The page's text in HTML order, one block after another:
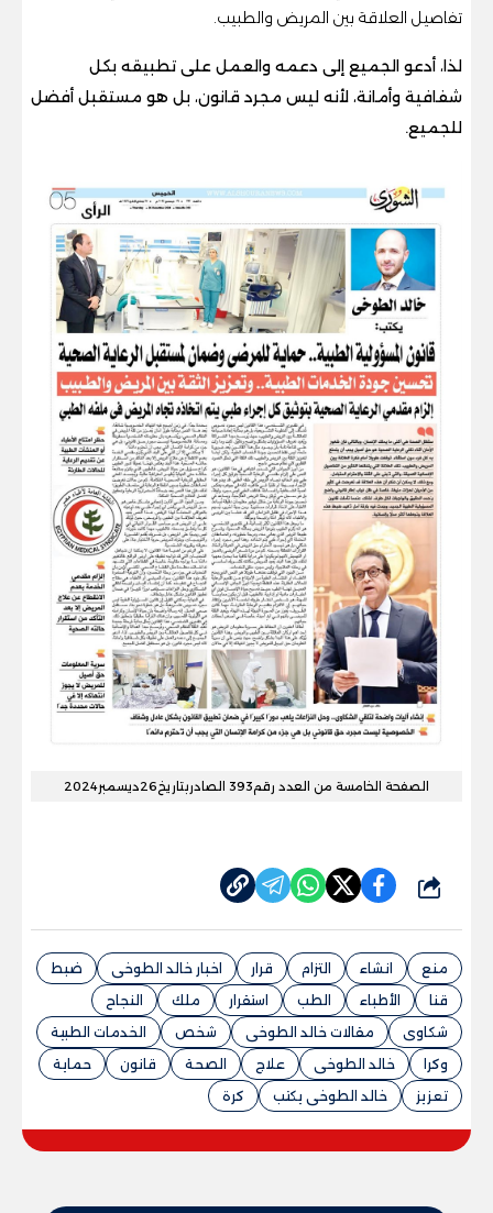
تفاصيل العلاقة بين المريض والطبيب.
لذا، أدعو الجميع إلى دعمه والعمل على تطبيقه بكل
شفافية وأمانة، لأنه ليس مجرد قانون، بل هو مستقبل أفضل
للجميع.
الصفحة الخامسة من العدد رقم393 الصادربتاريخ26ديسمبر2024
شارك
منع انشاء التزام قرار اخبار خالد الطوخى
ضبط
قنا
الأطباء الطب استقرار ملك
النجاح
شكاوى
مقالات خالد الطوخى شخص
الخدمات الطبية
وكرا
خالد الطوخى علاج الصحة قانون
حماية
تعزيز
خالد الطوخى يكتب كرة